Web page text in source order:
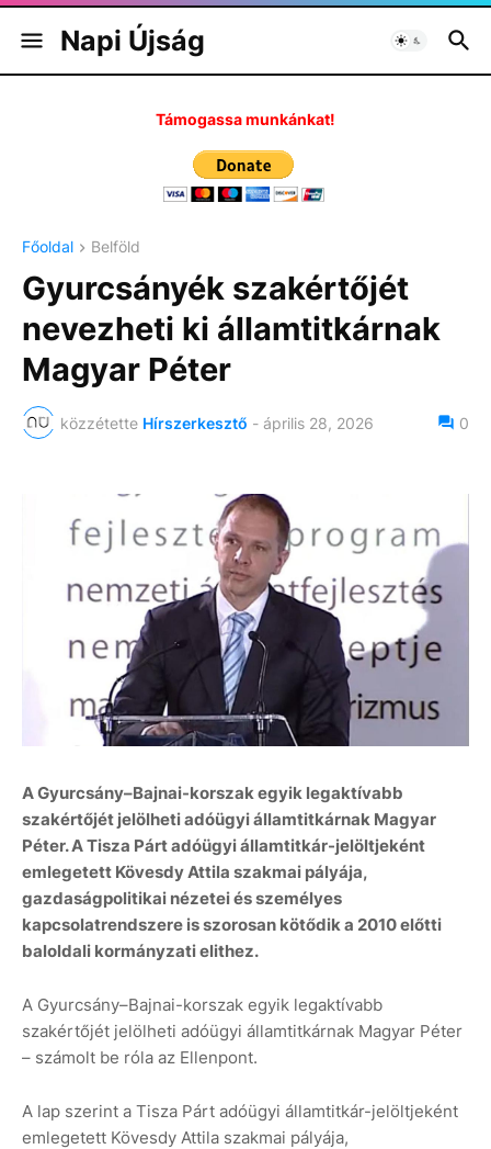
Napi Újság
Támogassa munkánkat!
Főoldal Belföld
Gyurcsányék szakértőjét
nevezheti ki államtitkárnak
Magyar Péter
közzétette Hírszerkesztő - április 28, 2026 0
A Gyurcsány–Bajnai-korszak egyik legaktívabb
szakértőjét jelölheti adóügyi államtitkárnak Magyar
Péter. A Tisza Párt adóügyi államtitkár-jelöltjeként
emlegetett Kövesdy Attila szakmai pályája,
gazdaságpolitikai nézetei és személyes
kapcsolatrendszere is szorosan kötődik a 2010 előtti
baloldali kormányzati elithez.
A Gyurcsány–Bajnai-korszak egyik legaktívabb
szakértőjét jelölheti adóügyi államtitkárnak Magyar Péter
– számolt be róla az Ellenpont.
A lap szerint a Tisza Párt adóügyi államtitkár-jelöltjeként
emlegetett Kövesdy Attila szakmai pályája,